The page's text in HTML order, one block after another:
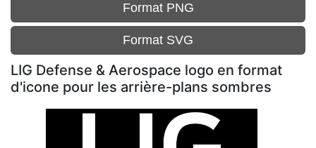
Format PNG
Format SVG
LIG Defense & Aerospace logo en format
d'icone pour les arrière-plans sombres